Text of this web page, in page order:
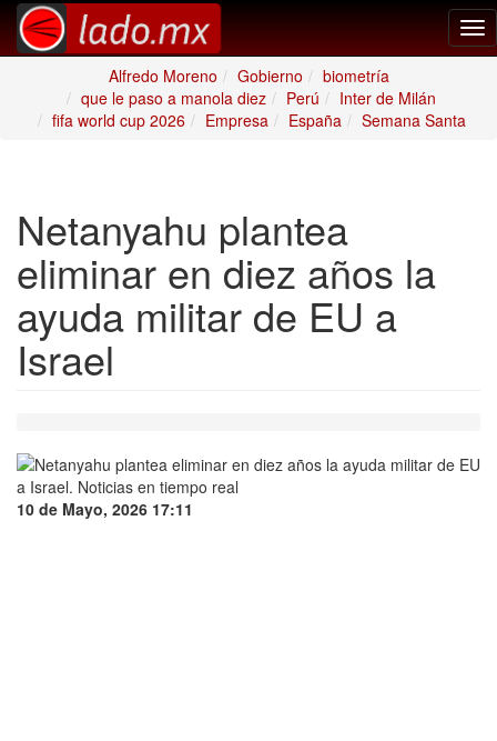
Alfredo Moreno
Gobierno
biometría
que le paso a manola diez
Perú
Inter de Milán
fifa world cup 2026
Empresa España Semana Santa
Netanyahu plantea
eliminar en diez años la
ayuda militar de EU a
Israel
10 de Mayo, 2026 17:11